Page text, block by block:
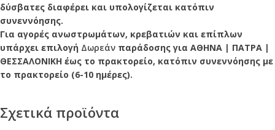
δύσβατες διαφέρει και υπολογίζεται κατόπιν
συνεννόησης.
Για αγορές ανωστρωμάτων, κρεβατιών και επίπλων
υπάρχει επιλογή Δωρεάν παράδοσης για ΑΘΗΝΑ | ΠΑΤΡΑ |
ΘΕΣΣΑΛΟΝΙΚΗ έως το πρακτορείο, κατόπιν συνεννόησης με
το πρακτορείο (6-10 ημέρες).
Σχετικά προϊόντα